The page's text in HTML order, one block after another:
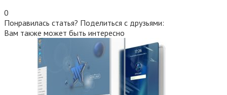
0
Понравилась статья? Поделиться с друзьями:
Вам также может быть интересно